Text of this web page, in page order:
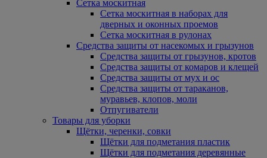
Сетка москитная
Сетка москитная в наборах для
дверных и оконных проемов
Сетка москитная в рулонах
Средства защиты от насекомых и грызунов
Средства защиты от грызунов, кротов
Средства защиты от комаров и клещей
Средства защиты от мух и ос
Средства защиты от тараканов,
муравьев, клопов, моли
Отпугиватели
Товары для уборки
Щётки, черенки, совки
Щётки для подметания пластик
Щётки для подметания деревянные